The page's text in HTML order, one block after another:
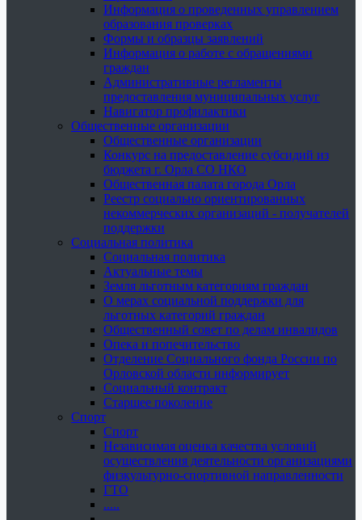
Информация о проведенных управлением
образования проверках
Формы и образцы заявлений
Информация о работе с обращениями
граждан
Административные регламенты
предоставления муниципальных услуг
Навигатор профилактики
Общественные организации
Общественные организации
Конкурс на предоставление субсидий из
бюджета г. Орла СО НКО
Общественная палата города Орла
Реестр социально ориентированных
некоммерческих организаций - получателей
поддержки
Социальная политика
Социальная политика
Актуальные темы
Земля льготным категориям граждан
О мерах социальной поддержки для
льготных категорий граждан
Общественный совет по делам инвалидов
Опека и попечительство
Отделение Социального фонда России по
Орловской области информирует
Социальный контракт
Старшее поколение
Спорт
Спорт
Независимая оценка качества условий
осуществления деятельности организациями
физкультурно-спортивной направленности
ГТО
.....